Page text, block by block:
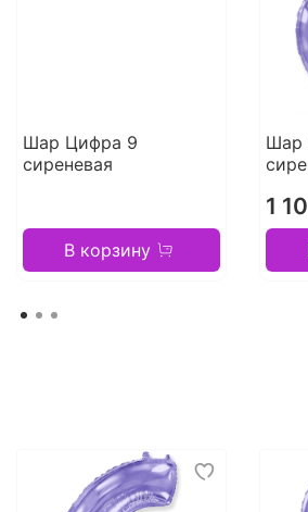
Шар Цифра 9
сиреневая
В корзину
Шар
1